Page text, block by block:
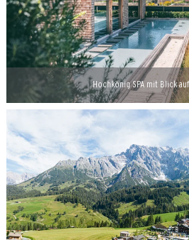
Hochkönig SPA mit Blick